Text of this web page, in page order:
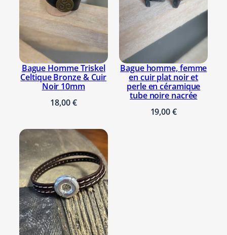
a
r
o
n
i
f
Bague Homme Triskel
Celtique Bronze & Cuir
Noir 10mm
18,00€
Bague homme, femme
en cuir plat noir et
perle en céramique
tube noire nacrée
19,00€